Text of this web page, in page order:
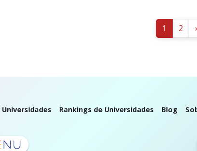
1 2
Universidades Rankings de Universidades Blog